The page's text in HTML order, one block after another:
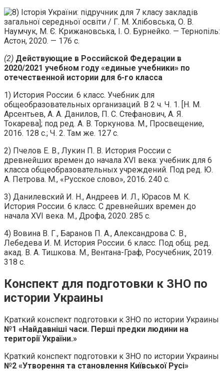
Історія України: підручник для 7 класу закладів
загальної середньої освіти / Г. М. Хлібовська, О. В.
Наумчук, М. Є. Крижановська, І. О. Бурнейко. — Тернопіль:
Астон, 2020. — 176 с.
(2) Действующие в Российской Федерации в
2020/2021 учебном году «единые учебники» по
отечественной истории для 6-го класса
1) История России. 6 класс. Учебник для
общеобразовательных организаций. В 2 ч. Ч. 1. [Н. М.
Арсентьев, А. А. Данилов, П. С. Стефанович, А. Я.
Токарева]; под ред. А. В. Торкунова. М., Просвещение,
2016. 128 с.; Ч. 2. Там же. 127 с.
2) Пчелов Е. В., Лукин П. В. История России с
древнейших времен до начала ХVI века: учебник для 6
класса общеобразовательных учреждений. Под ред. Ю.
А. Петрова. М., «Русское слово», 2016. 240 с.
3) Данилевский И. Н., Андреев И. Л., Юрасов М. К.
История России. 6 класс. С древнейших времен до
начала XVI века. М., Дрофа, 2020. 285 с.
4) Вовина В. Г., Баранов П. А., Александрова С. В.,
Лебедева И. М. История России. 6 класс. Под общ. ред.
акад. В. А. Тишкова. М., Вентана-Граф, Росучебник, 2019.
318 с.
Конспект для подготовки к ЗНО по
истории Украины
Краткий конспект подготовки к ЗНО по истории Украины
№1 «Найдавніші часи. Перші предки людини на
території України.»
Краткий конспект подготовки к ЗНО по истории Украины
№2 «Утворення та становлення Київської Русі»